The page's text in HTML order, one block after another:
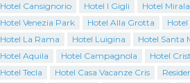
Hotel Cansignorio
Hotel I Gigli Hotel
Hotel Venezia Park
Hotel Alla Grotta Hotel
Hotel La Rama
Hotel Luigina Hotel Santa
Hotel Aquila
Hotel Campagnola Hotel
Hotel Tecla
Hotel Casa Vacanze Cris